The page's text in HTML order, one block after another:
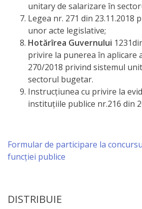
unitary de salarizare în
Legea nr. 271 din 23.11.2018
unor acte legislative;
Hotărîrea Guvernului
privire la punerea în aplicare
270/2018 privind sistemul
sectorul bugetar.
Instrucţiunea cu privire la
instituţiile publice nr.216 din
Formular de participare la
funcției publice
DISTRIBUIE